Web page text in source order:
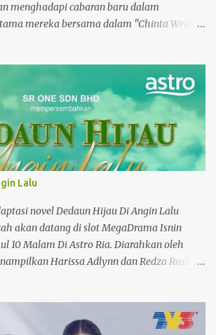
menghadapi cabaran baru dalam
mereka bersama dalam "Chinta Wrong
Lalu
novel Dedaun Hijau Di Angin Lalu
akan datang di slot MegaDrama Isnin
10 Malam Di Astro Ria. Diarahkan oleh
Harissa Adlynn dan Redza Rosli